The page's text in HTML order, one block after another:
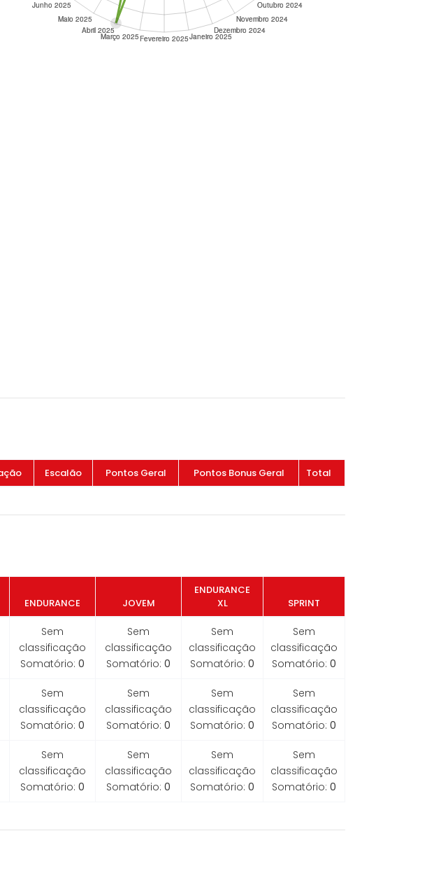
Escalão Pontos Geral Pontos Bonus Geral Total
ENDURANCE JOVEM
ENDURANCE
XL
SPRINT
Sem
classificação
Somatório: 0
Sem
classificação
Somatório: 0
Sem
classificação
Somatório: 0
Sem
classificação
Somatório: 0
Sem
classificação
Somatório: 0
Sem
classificação
Somatório: 0
Sem
classificação
Somatório: 0
Sem
classificação
Somatório: 0
Sem
classificação
Somatório: 0
Sem
classificação
Somatório: 0
Sem
classificação
Somatório: 0
Sem
classificação
Somatório: 0